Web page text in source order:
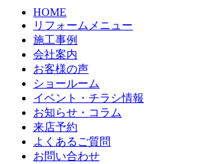
HOME
リフォームメニュー
施工事例
会社案内
お客様の声
ショールーム
イベント・チラシ情報
お知らせ・コラム
来店予約
よくあるご質問
お問い合わせ